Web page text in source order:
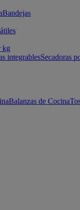
Bandejas
kg
integrablesSecadoras
Balanzas de Cocina